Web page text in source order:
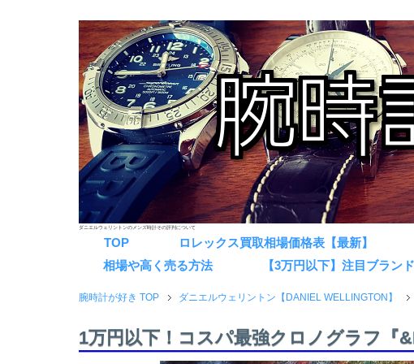
ダニエルウェリントンのメンズ時計その評判について
TOP ロレックス買取相場価格表【最新】
相場や高く売る方法
【3万円以下】注目ブランド
腕時計が好き TOP ダニエルウェリントン【DANIEL WELLINGTON】
1万円以下！コスパ最強クロノグラフ『